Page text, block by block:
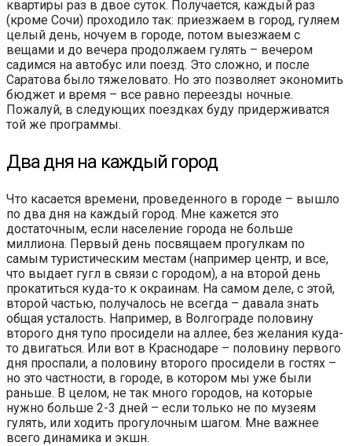
квартиры раз в двое суток. Получается, каждый раз
(кроме Сочи) проходило так: приезжаем в город, гуляем
целый день, ночуем в городе, потом выезжаем с
вещами и до вечера продолжаем гулять – вечером
садимся на автобус или поезд. Это сложно, и после
Саратова было тяжеловато. Но это позволяет экономить
бюджет и время – все равно переезды ночные.
Пожалуй, в следующих поездках буду придерживатся
той же программы.
Два дня на каждый город
Что касается времени, проведенного в городе – вышло
по два дня на каждый город. Мне кажется это
достаточным, если население города не больше
миллиона. Первый день посвящаем прогулкам по
самым туристическим местам (например центр, и все,
что выдает гугл в связи с городом), а на второй день
прокатиться куда-то к окраинам. На самом деле, с этой,
второй частью, получалось не всегда – давала знать
общая усталость. Например, в Волгограде половину
второго дня тупо просидели на аллее, без желания куда-
то двигаться. Или вот в Краснодаре – половину первого
дня проспали, а половину второго просидели в гостях –
но это частности, в городе, в котором мы уже были
раньше. В целом, не так много городов, на которые
нужно больше 2-3 дней – если только не по музеям
гулять, или ходить прогулочным шагом. Мне важнее
всего динамика и экшн.